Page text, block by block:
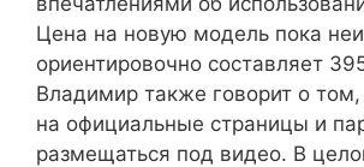
Цена на новую модель пока
ориентировочно составляет
Владимир также говорит о том,
на официальные страницы и
размещаться под видео. В